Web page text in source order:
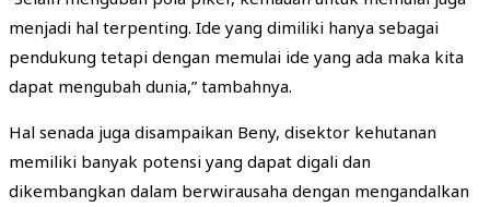
menjadi hal terpenting. Ide yang dimiliki hanya sebagai
pendukung tetapi dengan memulai ide yang ada maka kita
dapat mengubah dunia,” tambahnya.
Hal senada juga disampaikan Beny, disektor kehutanan
memiliki banyak potensi yang dapat digali dan
dikembangkan dalam berwirausaha dengan mengandalkan